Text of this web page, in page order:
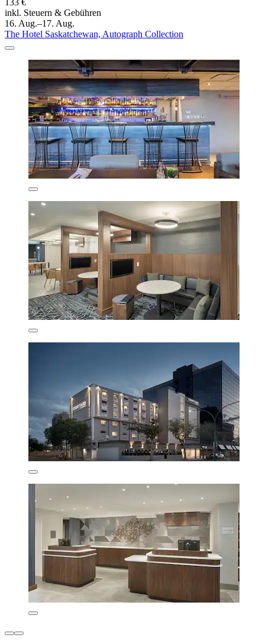
133 €
inkl. Steuern & Gebühren
16. Aug.–17. Aug.
The Hotel Saskatchewan, Autograph Collection